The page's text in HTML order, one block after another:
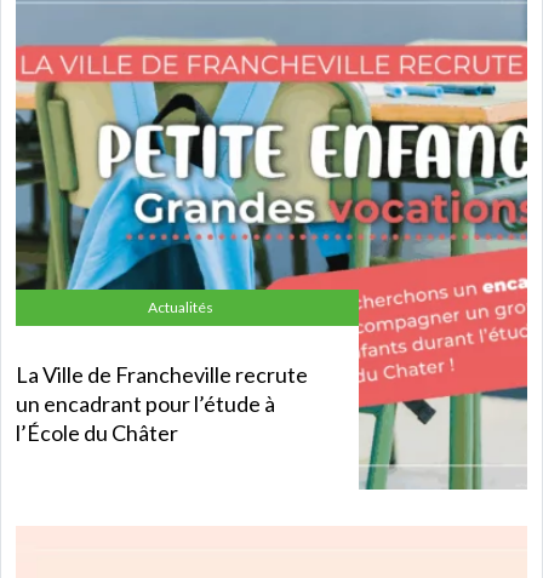
Actualités
La Ville de Francheville recrute
un encadrant pour l’étude à
l’École du Châter